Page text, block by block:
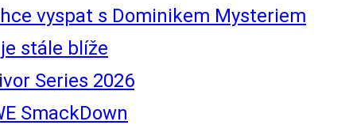
vyspat s Dominikem Mysteriem
stále blíže
Series 2026
SmackDown